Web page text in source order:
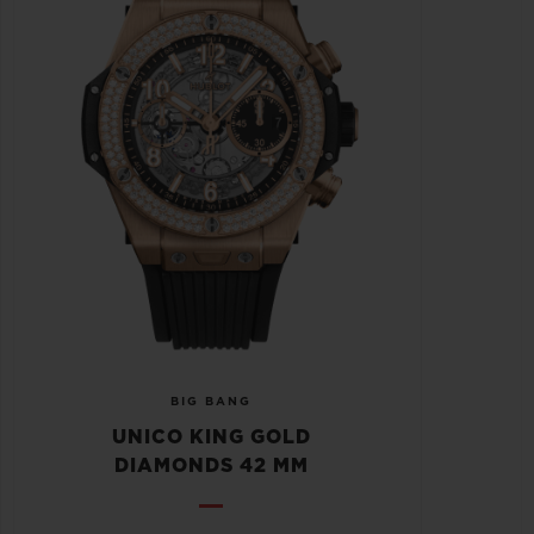
BIG BANG
UNICO KING GOLD
DIAMONDS 42 MM